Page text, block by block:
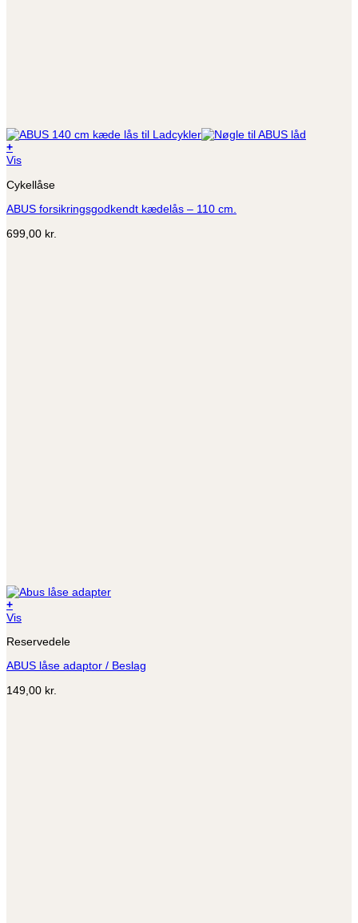
+
Vis
Cykellåse
ABUS forsikringsgodkendt kædelås – 110 cm.
699,00 kr.
+
Vis
Reservedele
ABUS låse adaptor / Beslag
149,00 kr.